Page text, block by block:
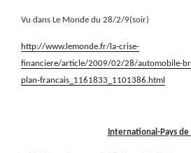
Vu dans Le Monde du 28/2/9(soir)
http://www.lemonde.fr/la-crise-
financiere/article/2009/02/28/automobile-
plan-francais_1161833_1101386.html
International-Pays de